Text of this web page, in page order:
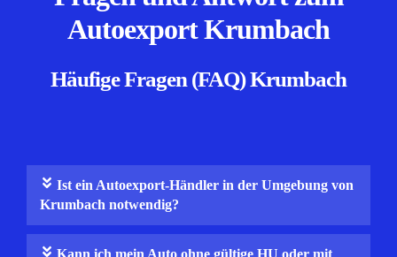
Autoexport Krumbach
Häufige Fragen (FAQ) Krumbach
Ist ein Autoexport-Händler in der Umgebung von
Krumbach notwendig?
Kann ich mein Auto ohne gültige HU oder mit